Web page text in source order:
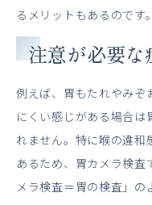
るメリットもあるのです。
注意が必要な
例えば、胃もたれやみぞ
にくい感じがある場合は
れません。特に喉の違和
あるため、胃カメラ検査
メラ検査＝胃の検査」